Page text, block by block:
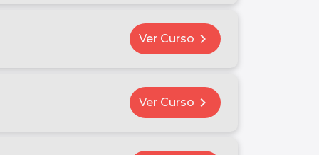
Ver Curso chevron_right
Ver Curso chevron_right